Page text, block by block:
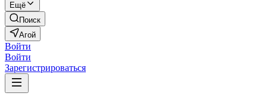
Ещё
Поиск
Агой
Войти
Войти
Зарегистрироваться